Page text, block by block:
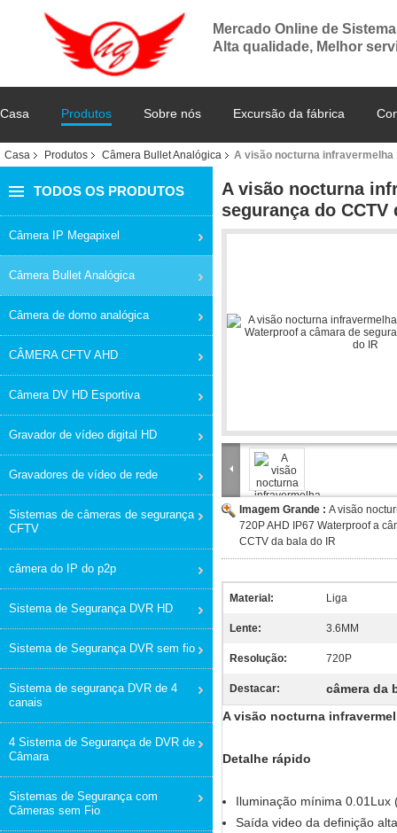
Mercado Online de
Alta qualidade, Melhor
Casa Produtos Sobre nós Excursão da fábrica
Casa Produtos Câmera Bullet Analógica A visão nocturna infravermelha
TODOS OS PRODUTOS
Câmera IP Megapixel
Câmera Bullet Analógica
Câmera de domo analógica
CÂMERA CFTV AHD
Câmera DV HD Esportiva
Gravador de vídeo digital HD
Gravadores de vídeo de rede
Sistemas de câmeras de segurança
CFTV
câmera do IP do p2p
Sistema de Segurança DVR HD
Sistema de Segurança DVR sem fio
Sistema de segurança DVR de 4
canais
4 Sistema de Segurança de DVR de
Câmara
Sistemas de Segurança com
Câmeras sem Fio
A visão nocturna
segurança do CCTV
Imagem Grande : A visão
720P AHD IP67 Waterproof a
CCTV da bala do IR
Material: Liga
Lente: 3.6MM
Resolução: 720P
Destacar:
câmera da
A visão nocturna
Detalhe rápido
Iluminação mínima 0.01Lux
Saída video da definição